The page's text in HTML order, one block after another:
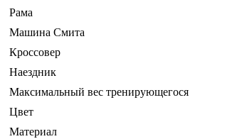
Рама
Машина Смита
Кроссовер
Наездник
Максимальный вес тренирующегося
Цвет
Материал